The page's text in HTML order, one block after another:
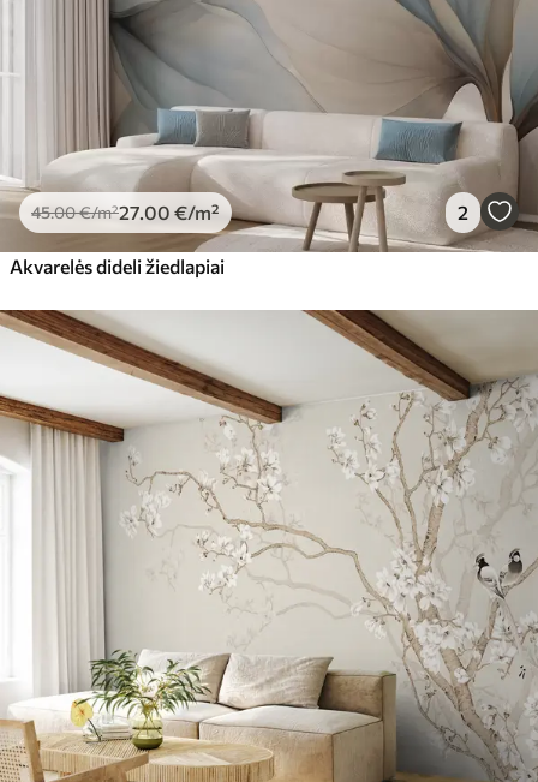
45.00€/m²27 .00 €/m² 2
Akvarelės dideli žiedlapiai